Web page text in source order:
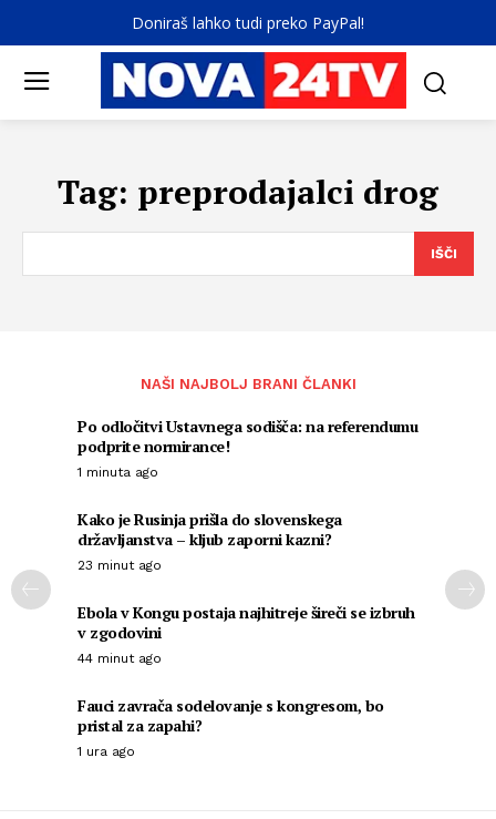
Doniraš lahko tudi preko PayPal!
Tag: preprodajalci drog
IŠČI
NAŠI NAJBOLJ BRANI ČLANKI
Po odločitvi Ustavnega sodišča: na referendumu
podprite normirance!
1 minuta ago
Kako je Rusinja prišla do slovenskega
državljanstva – kljub zaporni kazni?
23 minut ago
Ebola v Kongu postaja najhitreje šireči se izbruh
v zgodovini
44 minut ago
Fauci zavrača sodelovanje s kongresom, bo
pristal za zapahi?
1 ura ago